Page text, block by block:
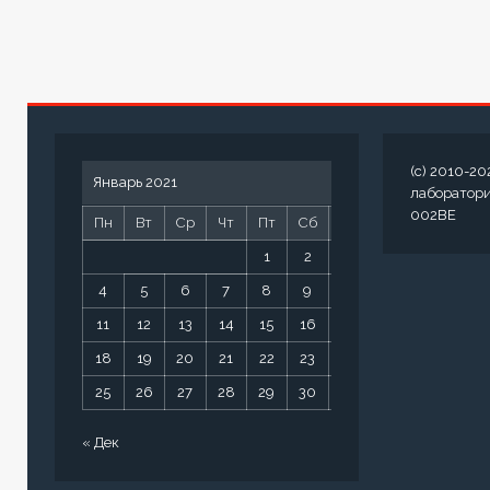
Январь 2021
Пн Вт Ср Чт Пт Сб
1 2
4 5 6 7 8 9
11 12 13 14 15 16
18 19 20 21 22 23
25 26 27 28 29 30
« Дек
(c) 2010-
002BE